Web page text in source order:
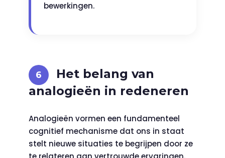
bewerkingen.
Het belang van
analogieën in redeneren
Analogieën vormen een fundamenteel
cognitief mechanisme dat ons in staat
stelt nieuwe situaties te begrijpen door ze